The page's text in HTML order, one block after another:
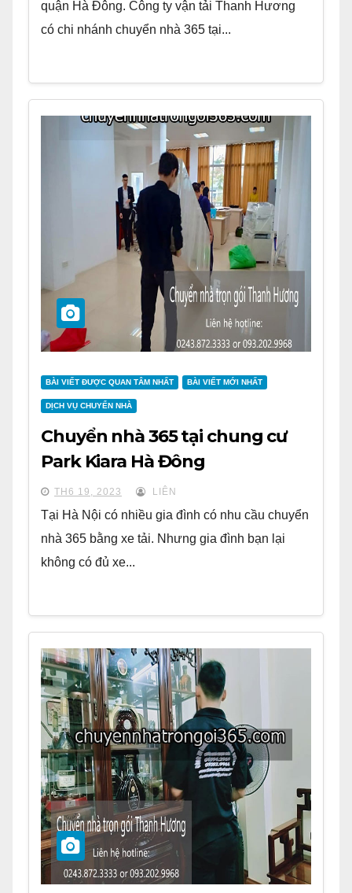
quận Hà Đông. Công ty vận tải Thanh Hương
có chi nhánh chuyển nhà 365 tại...
BÀI VIẾT ĐƯỢC QUAN TÂM NHẤT BÀI VIẾT MỚI NHẤT
DỊCH VỤ CHUYỂN NHÀ
Chuyển nhà 365 tại chung cư
Park Kiara Hà Đông
TH6 19, 2023 LIÊN
Tại Hà Nội có nhiều gia đình có nhu cầu chuyển
nhà 365 bằng xe tải. Nhưng gia đình bạn lại
không có đủ xe...